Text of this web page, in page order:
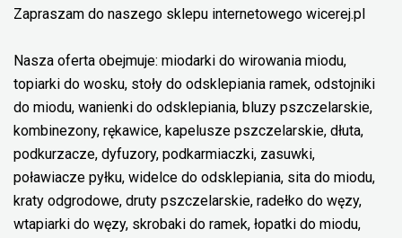
Zapraszam do naszego sklepu internetowego wicerej.pl
Nasza oferta obejmuje: miodarki do wirowania miodu,
topiarki do wosku, stoły do odsklepiania ramek, odstojniki
do miodu, wanienki do odsklepiania, bluzy pszczelarskie,
kombinezony, rękawice, kapelusze pszczelarskie, dłuta,
podkurzacze, dyfuzory, podkarmiaczki, zasuwki,
poławiacze pyłku, widelce do odsklepiania, sita do miodu,
kraty odgrodowe, druty pszczelarskie, radełko do węzy,
wtapiarki do węzy, skrobaki do ramek, łopatki do miodu,